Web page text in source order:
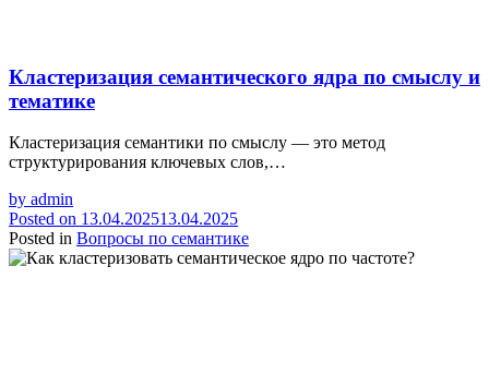
Кластеризация семантического ядра по смыслу и
тематике
Кластеризация семантики по смыслу — это метод
структурирования ключевых слов,…
by admin
Posted on 13.04.202513.04.2025
Posted in Вопросы по семантике